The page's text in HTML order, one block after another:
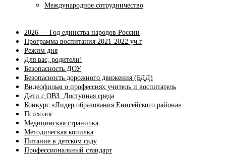
Международное сотрудничество
2026 — Год единства народов России
Программа воспитания 2021-2022 уч.г
Режим дня
Для вас, родители!
Безопасность ДОУ
Безопасность дорожного движения (БДД)
Видеофильм о профессиях учитель и воспитатель
Дети с ОВЗ. Доступная среда
Конкурс «Лидер образования Енисейского района»
Психолог
Медицинская страничка
Методическая копилка
Питание в детском саду
Профессиональный стандарт